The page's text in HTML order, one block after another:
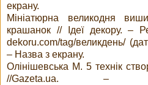
екрану.
Мініатюрна великодня
крашанок // Ідеї декору. –
dekoru.com/tag/великдень/
– Назва з екрану.
Олінішевська М. 5 технік
//Gazeta.ua. –